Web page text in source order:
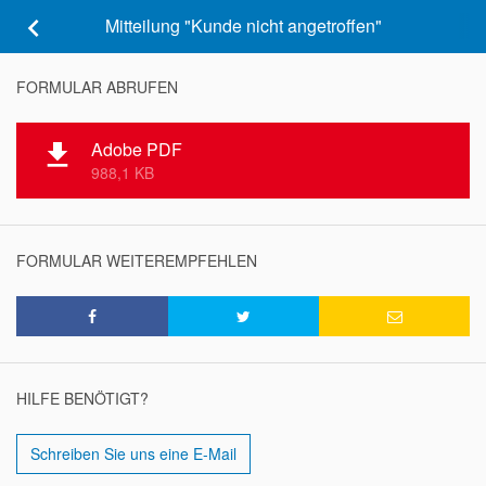
keyboard_arrow_left Mitteilung "Kunde nicht angetroffen"
FORMULAR ABRUFEN
file_download Adobe PDF
988,1 KB
FORMULAR WEITEREMPFEHLEN
HILFE BENÖTIGT?
Schreiben Sie uns eine E-Mail